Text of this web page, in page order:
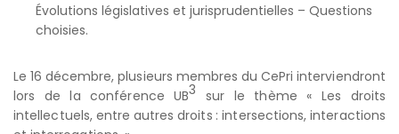
Évolutions législatives et jurisprudentielles – Questions
choisies.
Le 16 décembre, plusieurs membres du CePri interviendront
lors de la conférence UB3 sur le thème « Les droits
intellectuels, entre autres droits : intersections, interactions